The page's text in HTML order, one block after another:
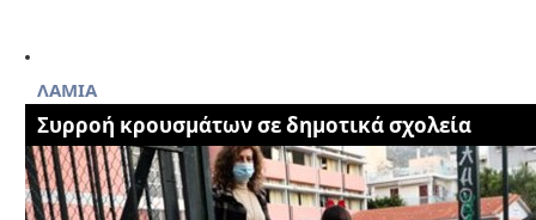
ΛΑΜΙΑ
Συρροή κρουσμάτων σε δημοτικά σχολεία